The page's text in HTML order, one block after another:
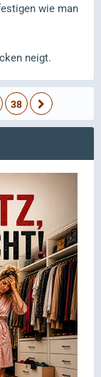
wie man
neigt.
38